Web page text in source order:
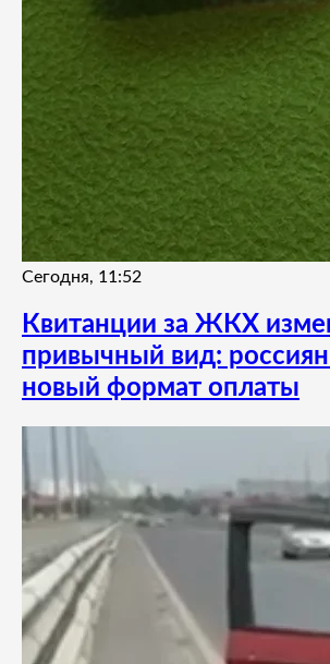
Сегодня, 11:52
Квитанции за ЖКХ
привычный вид:
новый формат оплаты